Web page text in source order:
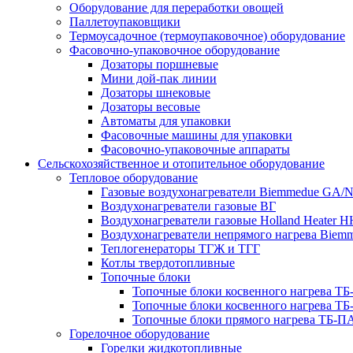
Оборудование для переработки овощей
Паллетоупаковщики
Термоусадочное (термоупаковочное) оборудование
Фасовочно-упаковочное оборудование
Дозаторы поршневые
Мини дой-пак линии
Дозаторы шнековые
Дозаторы весовые
Автоматы для упаковки
Фасовочные машины для упаковки
Фасовочно-упаковочные аппараты
Сельскохозяйственное и отопительное оборудование
Тепловое оборудование
Газовые воздухонагреватели Biemmedue GA/N
Воздухонагреватели газовые ВГ
Воздухонагреватели газовые Holland Heater
Воздухонагреватели непрямого нагрева
Теплогенераторы ТГЖ и ТГГ
Котлы твердотопливные
Топочные блоки
Топочные блоки косвенного нагрева
Топочные блоки косвенного нагрева
Топочные блоки прямого нагрева ТБ-
Горелочное оборудование
Горелки жидкотопливные